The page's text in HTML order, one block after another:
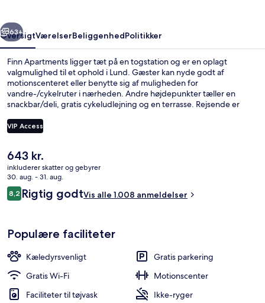
Næste
63+
OversigtVærelserBeliggenhedPolitikker
Finn Apartments ligger tæt på en togstation og er en oplagt
valgmulighed til et ophold i Lund. Gæster kan nyde godt af
motionscenteret eller benytte sig af muligheden for
vandre-/cykelruter i nærheden. Andre højdepunkter tæller en
snackbar/deli, gratis cykeludlejning og en terrasse. Rejsende er
VIP Access
Den
nuværende
pris
er
643 kr.
643 kr.
inkluderer skatter og gebyrer
30. aug. - 31. aug.
Anmeldelser
8,28,2 ud af 10.
Rigtig godtVis alle 1.008 anmeldelser
Populære faciliteter
Kæledyrsvenligt
Gratis parkering
Gratis Wi-Fi
Motionscenter
Faciliteter til tøjvask
Ikke-ryger